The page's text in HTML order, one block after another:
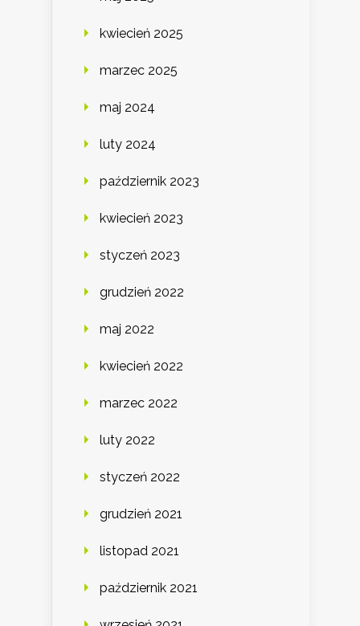
kwiecień 2025
marzec 2025
maj 2024
luty 2024
październik 2023
kwiecień 2023
styczeń 2023
grudzień 2022
maj 2022
kwiecień 2022
marzec 2022
luty 2022
styczeń 2022
grudzień 2021
listopad 2021
październik 2021